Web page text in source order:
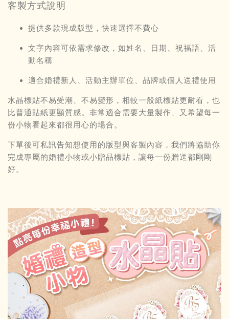
客製方式說明
提供多款現成版型，快速選擇不費心
文字內容可依需求修改，如姓名、日期、祝福語、活
動名稱
適合婚禮新人、活動主辦單位、品牌或個人送禮使用
水晶標貼不易受潮、不易變形，相較一般紙標貼更耐看，也
比普通貼紙更顯質感。非常適合需要大量製作、又希望每一
份小物看起來都很用心的場合。
下單後可私訊告知想使用的版型與客製內容，我們將協助你
完成專屬的婚禮小物或小贈品標貼，讓每一份贈送都剛剛
好。